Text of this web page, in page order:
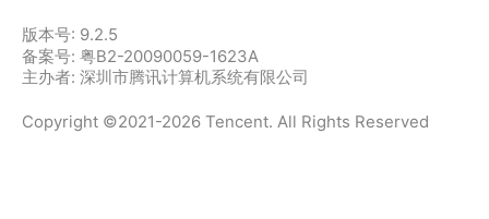
版本号: 9.2.5
备案号: 粤B2-20090059-1623A
主办者: 深圳市腾讯计算机系统有限公司
Copyright ©2021-2026 Tencent. All Rights Reserved